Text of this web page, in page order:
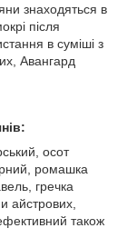
знаходяться в
після
в суміші з
Авангард
осот
ромашка
гречка
айстрових,
також